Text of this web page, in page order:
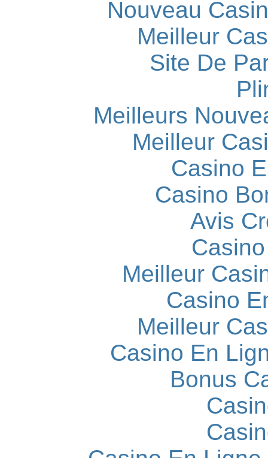
Nouveau
Meilleur
Site De
Meilleurs
Meilleur
Casino
Casino
Avis
Meilleur
Casino
Meilleur
Casino En
Bonus